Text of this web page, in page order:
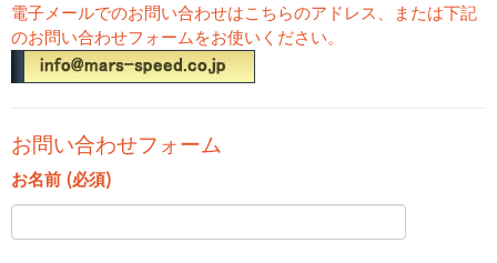
電子メールでのお問い合わせはこちらのアドレス、または下記
のお問い合わせフォームをお使いください。
お問い合わせフォーム
お名前 (必須)